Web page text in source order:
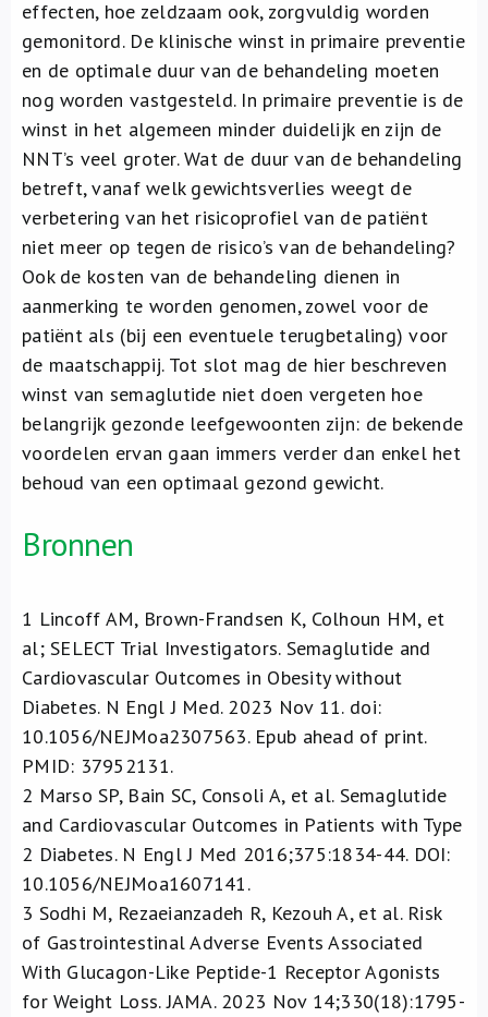
effecten, hoe zeldzaam ook, zorgvuldig worden
gemonitord. De klinische winst in primaire preventie
en de optimale duur van de behandeling moeten
nog worden vastgesteld. In primaire preventie is de
winst in het algemeen minder duidelijk en zijn de
NNT’s veel groter. Wat de duur van de behandeling
betreft, vanaf welk gewichtsverlies weegt de
verbetering van het risicoprofiel van de patiënt
niet meer op tegen de risico’s van de behandeling?
Ook de kosten van de behandeling dienen in
aanmerking te worden genomen, zowel voor de
patiënt als (bij een eventuele terugbetaling) voor
de maatschappij. Tot slot mag de hier beschreven
winst van semaglutide niet doen vergeten hoe
belangrijk gezonde leefgewoonten zijn: de bekende
voordelen ervan gaan immers verder dan enkel het
behoud van een optimaal gezond gewicht.
Bronnen
1 Lincoff AM, Brown-Frandsen K, Colhoun HM, et
al; SELECT Trial Investigators. Semaglutide and
Cardiovascular Outcomes in Obesity without
Diabetes. N Engl J Med. 2023 Nov 11. doi:
10.1056/NEJMoa2307563. Epub ahead of print.
PMID: 37952131.
2 Marso SP, Bain SC, Consoli A, et al. Semaglutide
and Cardiovascular Outcomes in Patients with Type
2 Diabetes. N Engl J Med 2016;375:1834-44. DOI:
10.1056/NEJMoa1607141.
3 Sodhi M, Rezaeianzadeh R, Kezouh A, et al. Risk
of Gastrointestinal Adverse Events Associated
With Glucagon-Like Peptide-1 Receptor Agonists
for Weight Loss. JAMA. 2023 Nov 14;330(18):1795-